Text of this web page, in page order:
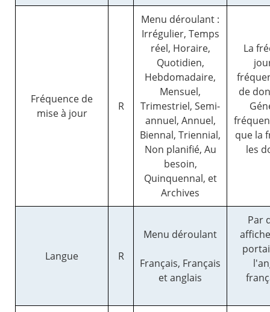
Fréquence de
mise à jour
R
Menu déroulant :
Irrégulier, Temps
réel, Horaire,
Quotidien,
Hebdomadaire,
Mensuel,
Trimestriel, Semi-
annuel, Annuel,
Biennal, Triennial,
Non planifié, Au
besoin,
Quinquennal, et
Archives
La
de
que la
les
Langue R
Menu déroulant
Français, Français
et anglais
Par